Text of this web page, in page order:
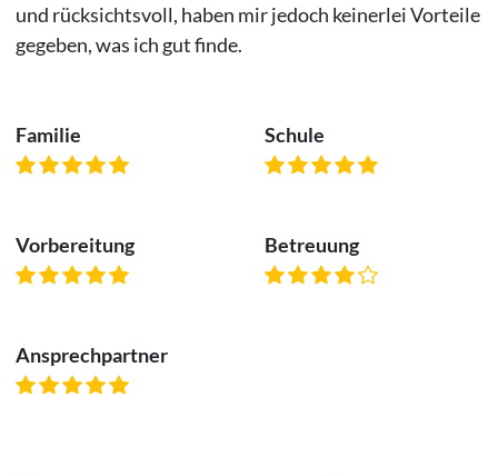
und rücksichtsvoll, haben mir jedoch keinerlei Vorteile
gegeben, was ich gut finde.
Familie Schule
Vorbereitung Betreuung
Ansprechpartner